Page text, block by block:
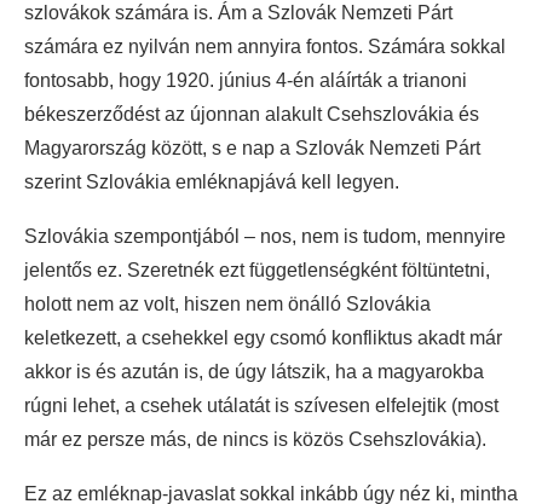
szlovákok számára is. Ám a Szlovák Nemzeti Párt
számára ez nyilván nem annyira fontos. Számára sokkal
fontosabb, hogy 1920. június 4-én aláírták a trianoni
békeszerződést az újonnan alakult Csehszlovákia és
Magyarország között, s e nap a Szlovák Nemzeti Párt
szerint Szlovákia emléknapjává kell legyen.
Szlovákia szempontjából – nos, nem is tudom, mennyire
jelentős ez. Szeretnék ezt függetlenségként föltüntetni,
holott nem az volt, hiszen nem önálló Szlovákia
keletkezett, a csehekkel egy csomó konfliktus akadt már
akkor is és azután is, de úgy látszik, ha a magyarokba
rúgni lehet, a csehek utálatát is szívesen elfelejtik (most
már ez persze más, de nincs is közös Csehszlovákia).
Ez az emléknap-javaslat sokkal inkább úgy néz ki, mintha